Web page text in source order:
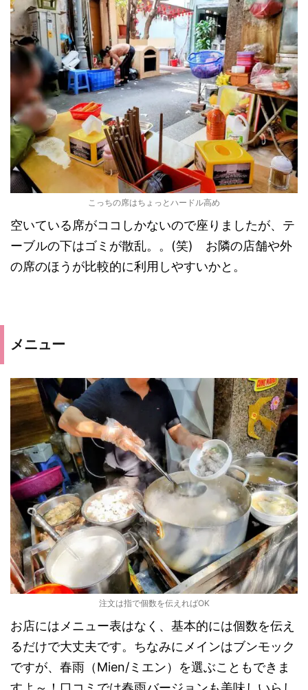
こっちの席はちょっとハードル高め
空いている席がココしかないので座りましたが、テ
ーブルの下はゴミが散乱。。(笑) お隣の店舗や外
の席のほうが比較的に利用しやすいかと。
メニュー
注文は指で個数を伝えればOK
お店にはメニュー表はなく、基本的には個数を伝え
るだけで大丈夫です。ちなみにメインはブンモック
ですが、春雨（Mien/ミエン）を選ぶこともできま